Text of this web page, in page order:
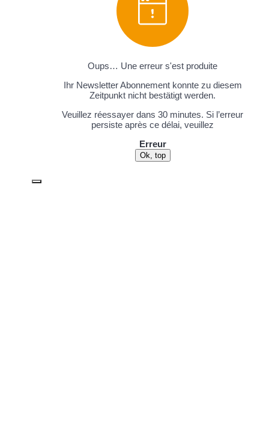
Oups… Une erreur s'est produite
Ihr Newsletter Abonnement konnte zu diesem
Zeitpunkt nicht bestätigt werden.
Veuillez réessayer dans 30 minutes. Si l’erreur
persiste après ce délai, veuillez
Erreur
Ok, top